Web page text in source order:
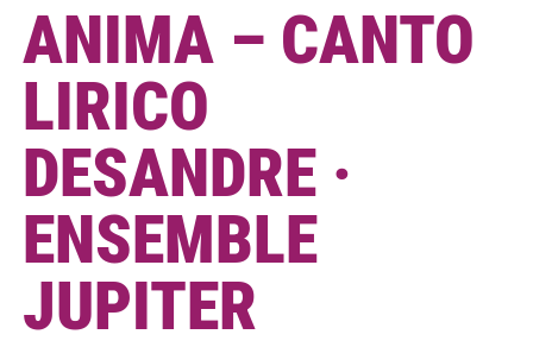
ANIMA – CANTO
LIRICO
DESANDRE ·
ENSEMBLE
JUPITER